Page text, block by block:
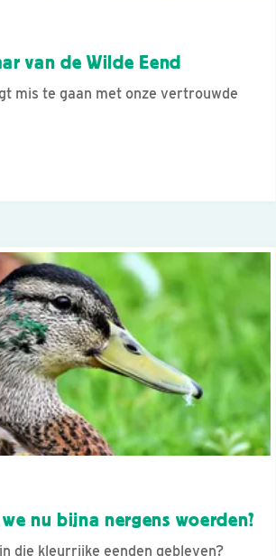
van de Wilde Eend
mis te gaan met onze vertrouwde
nu bijna nergens woerden?
die kleurrijke eenden gebleven?